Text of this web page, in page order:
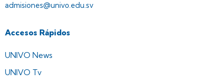
admisiones@univo.edu.sv
Accesos Rápidos
UNIVO News
UNIVO Tv